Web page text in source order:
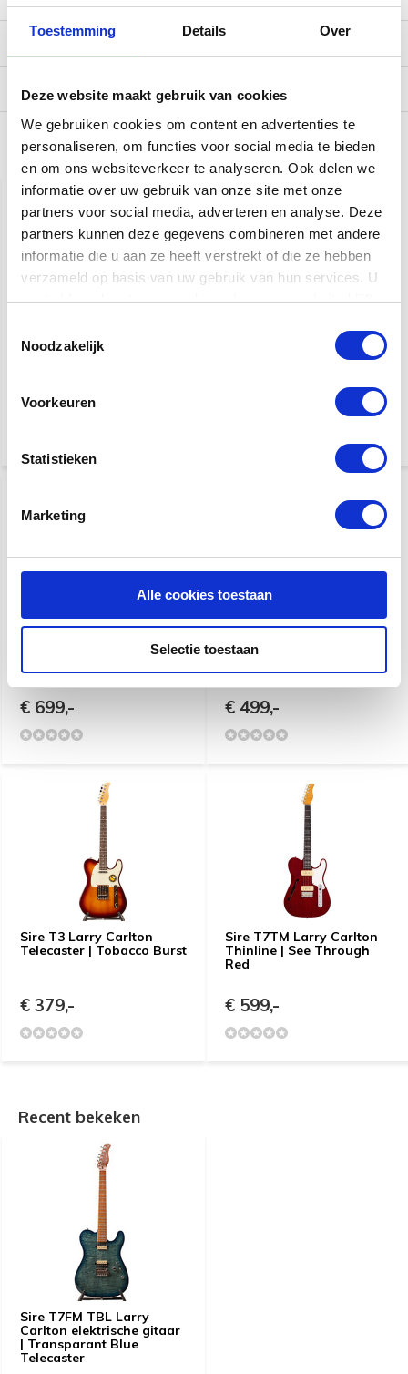
Toestemming Details Over
Deze website maakt gebruik van cookies
We gebruiken cookies om content en advertenties te
personaliseren, om functies voor social media te bieden
en om ons websiteverkeer te analyseren. Ook delen we
informatie over uw gebruik van onze site met onze
partners voor social media, adverteren en analyse. Deze
partners kunnen deze gegevens combineren met andere
informatie die u aan ze heeft verstrekt of die ze hebben
verzameld op basis van uw gebruik van hun services. U
gaat akkoord met onze cookies als u onze website blijft
Noodzakelijk
Voorkeuren
Statistieken
Marketing
Alle cookies toestaan
Selectie toestaan
Verzending
Gerelateerde producten
Sire T3N 3TS Larry
Carlton Telecaster | 3-
€ 499,-
Sire T3N Larry Carlton
Telecaster | Surf Green
Larry Carlton Telecaster |
€ 699,-
Telecaster | Tide Pool
€ 499,-
Sire T3 Larry Carlton
Telecaster | Tobacco Burst
€ 379,-
Sire T7TM Larry Carlton
Thinline | See Through
Red
€ 599,-
Recent bekeken
Sire T7FM TBL Larry
Carlton elektrische gitaar
| Transparant Blue
Telecaster